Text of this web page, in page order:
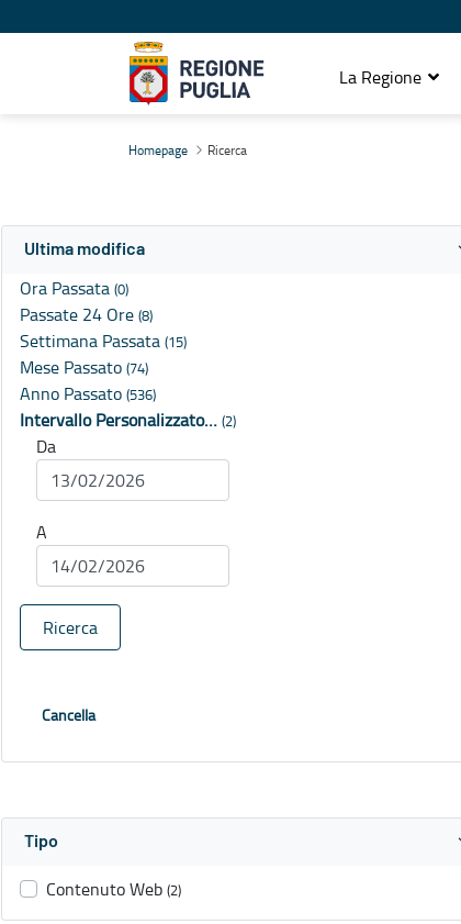
La Regione
Homepage Ricerca
Ultima modifica
Ora Passata (0)
Passate 24 Ore (8)
Settimana Passata (15)
Mese Passato (74)
Anno Passato (536)
Intervallo Personalizzato… (2)
Da
A
Ricerca
Cancella
Tipo
Contenuto Web (2)